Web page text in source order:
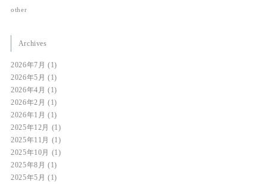
other
Archives
2026年7月 (1)
2026年5月 (1)
2026年4月 (1)
2026年2月 (1)
2026年1月 (1)
2025年12月
(1)
2025年11月
(1)
2025年10月
(1)
2025年8月 (1)
2025年5月 (1)